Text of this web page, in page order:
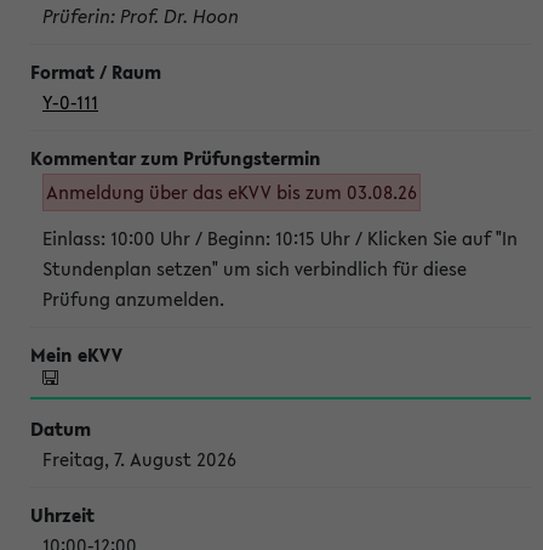
Prüferin: Prof. Dr. Hoon
Y-0-111
Anmeldung über das eKVV bis zum 03.08.26
Einlass: 10:00 Uhr / Beginn: 10:15 Uhr / Klicken Sie auf "In
Stundenplan setzen" um sich verbindlich für diese
Prüfung anzumelden.
Freitag, 7. August 2026